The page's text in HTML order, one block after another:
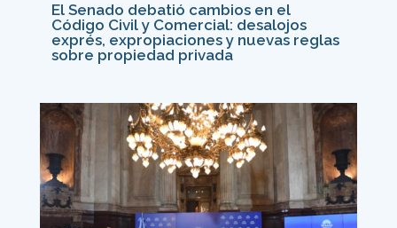
El Senado debatió cambios en el
Código Civil y Comercial: desalojos
exprés, expropiaciones y nuevas reglas
sobre propiedad privada